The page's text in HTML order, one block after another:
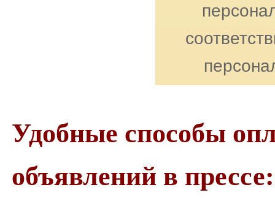
Удобные способы
объявлений в прессе: